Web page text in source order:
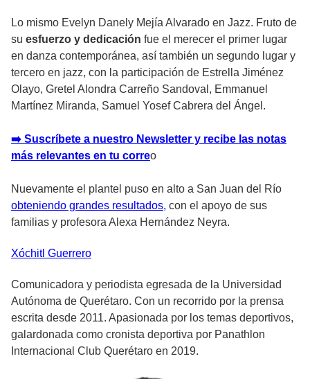
Lo mismo Evelyn Danely Mejía Alvarado en Jazz. Fruto de
su esfuerzo y dedicación fue el merecer el primer lugar
en danza contemporánea, así también un segundo lugar y
tercero en jazz, con la participación de Estrella Jiménez
Olayo, Gretel Alondra Carreño Sandoval, Emmanuel
Martínez Miranda, Samuel Yosef Cabrera del Ángel.
➡️ Suscríbete a nuestro Newsletter y recibe las notas
más relevantes en tu correo
Nuevamente el plantel puso en alto a San Juan del Río
obteniendo grandes resultados, con el apoyo de sus
familias y profesora Alexa Hernández Neyra.
Xóchitl Guerrero
Comunicadora y periodista egresada de la Universidad
Autónoma de Querétaro. Con un recorrido por la prensa
escrita desde 2011. Apasionada por los temas deportivos,
galardonada como cronista deportiva por Panathlon
Internacional Club Querétaro en 2019.